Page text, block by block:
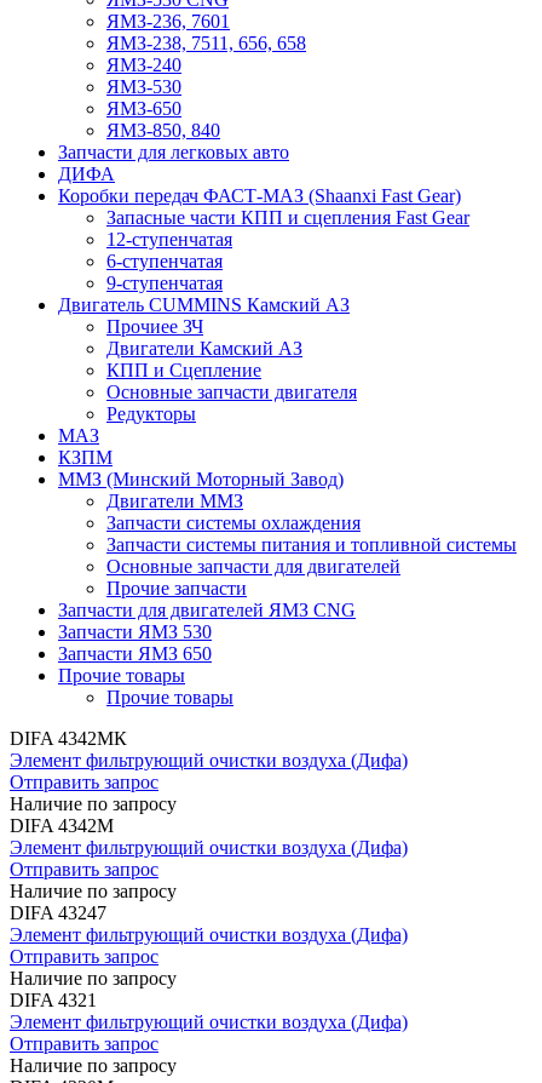
ЯМЗ-236, 7601
ЯМЗ-238, 7511, 656, 658
ЯМЗ-240
ЯМЗ-530
ЯМЗ-650
ЯМЗ-850, 840
Запчасти для легковых авто
ДИФА
Коробки передач ФАСТ-МАЗ (Shaanxi Fast Gear)
Запасные части КПП и сцепления Fast Gear
12-ступенчатая
6-ступенчатая
9-ступенчатая
Двигатель CUMMINS Камский АЗ
Прочиее ЗЧ
Двигатели Камский АЗ
КПП и Сцепление
Основные запчасти двигателя
Редукторы
МАЗ
КЗПМ
ММЗ (Минский Моторный Завод)
Двигатели ММЗ
Запчасти системы охлаждения
Запчасти системы питания и топливной системы
Основные запчасти для двигателей
Прочие запчасти
Запчасти для двигателей ЯМЗ CNG
Запчасти ЯМЗ 530
Запчасти ЯМЗ 650
Прочие товары
Прочие товары
DIFA 4342МК
Элемент фильтрующий очистки воздуха (Дифа)
Отправить запрос
Наличие по запросу
DIFA 4342М
Элемент фильтрующий очистки воздуха (Дифа)
Отправить запрос
Наличие по запросу
DIFA 43247
Элемент фильтрующий очистки воздуха (Дифа)
Отправить запрос
Наличие по запросу
DIFA 4321
Элемент фильтрующий очистки воздуха (Дифа)
Отправить запрос
Наличие по запросу